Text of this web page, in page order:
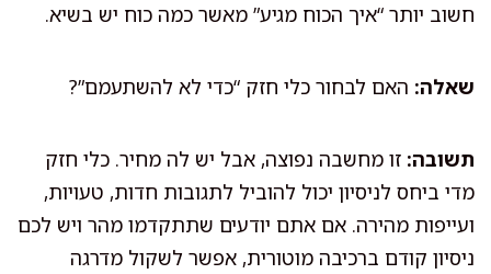
חשוב יותר “איך הכוח מגיע” מאשר כמה כוח יש בשיא.
שאלה: האם לבחור כלי חזק “כדי לא להשתעמם”?
תשובה: זו מחשבה נפוצה, אבל יש לה מחיר. כלי חזק
מדי ביחס לניסיון יכול להוביל לתגובות חדות, טעויות,
ועייפות מהירה. אם אתם יודעים שתתקדמו מהר ויש לכם
ניסיון קודם ברכיבה מוטורית, אפשר לשקול מדרגה